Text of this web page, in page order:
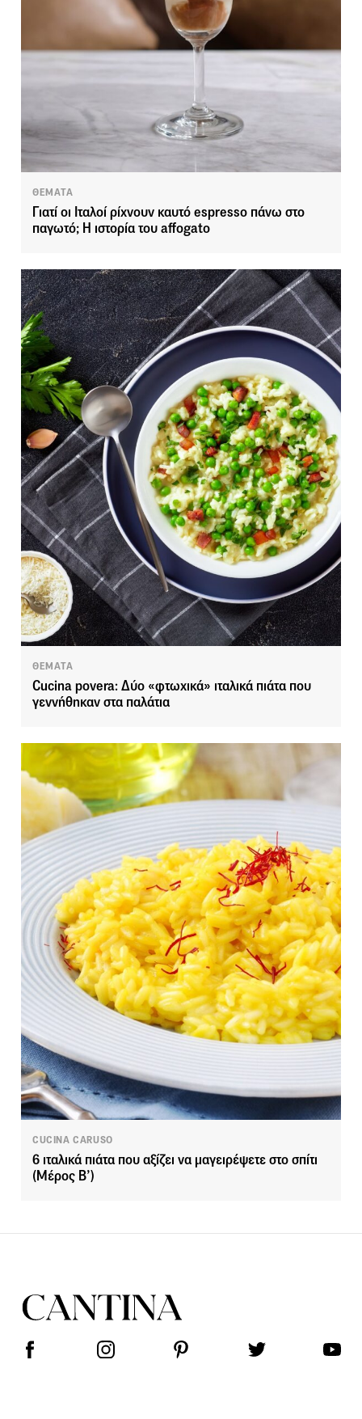
ΘΕΜΑΤΑ
Γιατί οι Ιταλοί ρίχνουν καυτό espresso πάνω στο
παγωτό; Η ιστορία του affogato
ΘΕΜΑΤΑ
Cucina povera: Δύο «φτωχικά» ιταλικά πιάτα που
γεννήθηκαν στα παλάτια
CUCINA CARUSO
6 ιταλικά πιάτα που αξίζει να μαγειρέψετε στο σπίτι
(Μέρος Β’)